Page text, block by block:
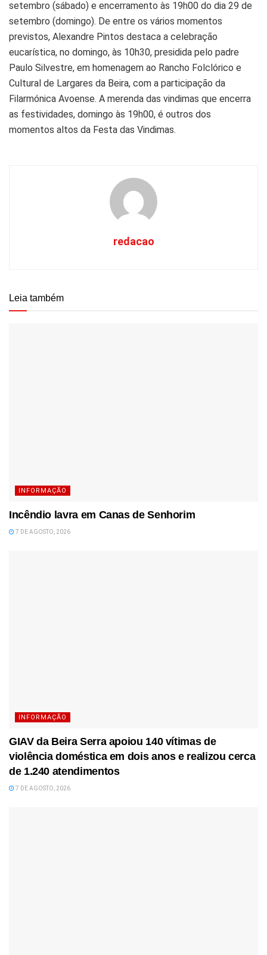
setembro (sábado) e encerramento às 19h00 do dia 29 de
setembro (domingo). De entre os vários momentos
previstos, Alexandre Pintos destaca a celebração
eucarística, no domingo, às 10h30, presidida pelo padre
Paulo Silvestre, em homenagem ao Rancho Folclórico e
Cultural de Largares da Beira, com a participação da
Filarmónica Avoense. A merenda das vindimas que encerra
as festividades, domingo às 19h00, é outros dos
momentos altos da Festa das Vindimas.
redacao
Leia também
INFORMAÇÃO
Incêndio lavra em Canas de Senhorim
7 DE AGOSTO, 2026
INFORMAÇÃO
GIAV da Beira Serra apoiou 140 vítimas de
violência doméstica em dois anos e realizou cerca
de 1.240 atendimentos
7 DE AGOSTO, 2026